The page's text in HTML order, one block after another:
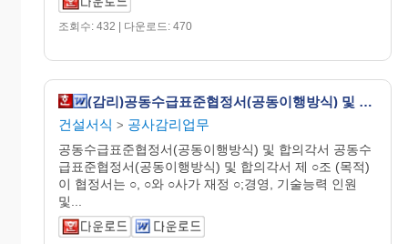
조회수: 432 | 다운로드: 470
(감리)공동수급표준협정서(공동이행방식) 및 합의각서
건설서식 > 공사감리업무
공동수급표준협정서(공동이행방식) 및 합의각서 공동수
급표준협정서(공동이행방식) 및 합의각서 제 ○조 (목적)
이 협정서는 ○, ○와 ○사가 재정 ○;경영, 기술능력 인원
및...